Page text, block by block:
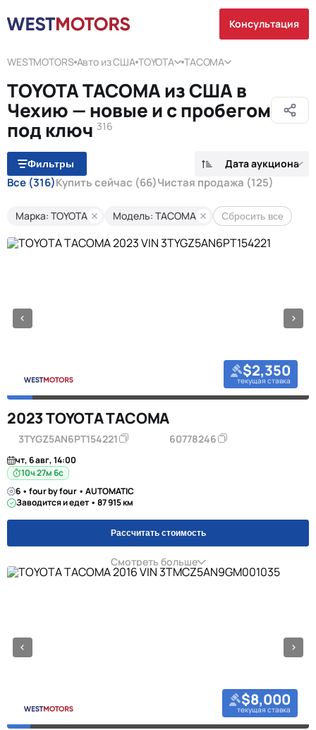
Консультация
WESTMOTORS Авто из США TOYOTA TACOMA
TOYOTA TACOMA из США в
Чехию — новые и с пробегом
под ключ 316
Фильтры Дата аукциона
Все (316)Купить сейчас (66)Чистая продажа (125)
Марка: TOYOTA Модель: TACOMA Сбросить все
$2,350
текущая ставка
2023 TOYOTA TACOMA
3TYGZ5AN6PT154221 60778246
чт, 6 авг, 14:00
10ч 27м 5с
6 • four by four • AUTOMATIC
Заводится и едет • 87 915 км
Рассчитать стоимость
Смотреть больше
$8,000
текущая ставка